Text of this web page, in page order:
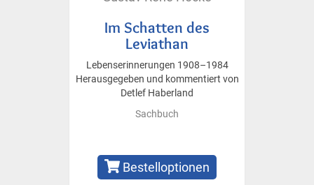
Im Schatten des
Leviathan
Lebenserinnerungen 1908–1984
Herausgegeben und kommentiert von
Detlef Haberland
Sachbuch
Bestelloptionen